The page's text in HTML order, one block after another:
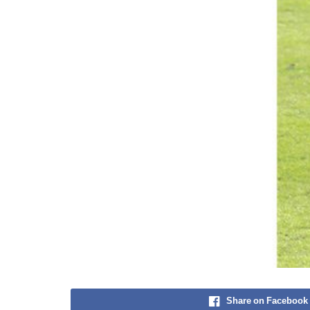
Share on Facebook